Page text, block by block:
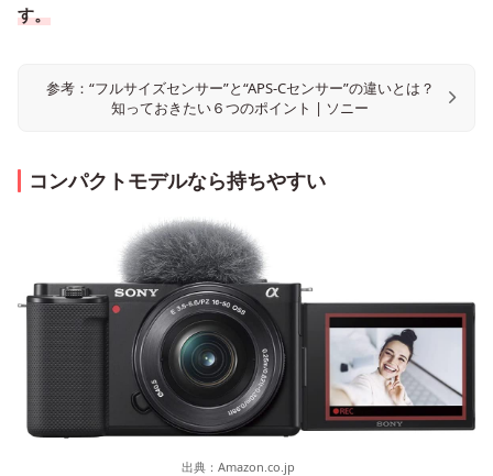
す。
参考：“フルサイズセンサー”と“APS-Cセンサー”の違いとは？
知っておきたい６つのポイント | ソニー
コンパクトモデルなら持ちやすい
出典： Amazon.co.jp